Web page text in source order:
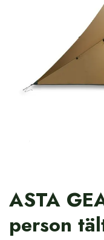
ASTA
person